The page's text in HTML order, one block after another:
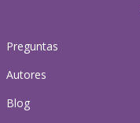
Preguntas
Autores
Blog